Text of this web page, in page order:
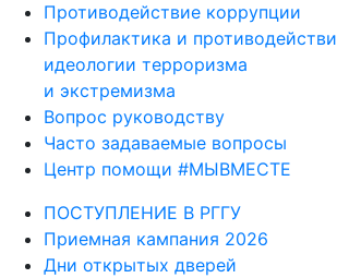
Профилактика и противодействие
идеологии терроризма
и экстремизма
Вопрос руководству
Часто задаваемые вопросы
Центр помощи #МЫВМЕСТЕ
ПОСТУПЛЕНИЕ В РГГУ
Приемная кампания 2026
Дни открытых дверей
Профориентационная